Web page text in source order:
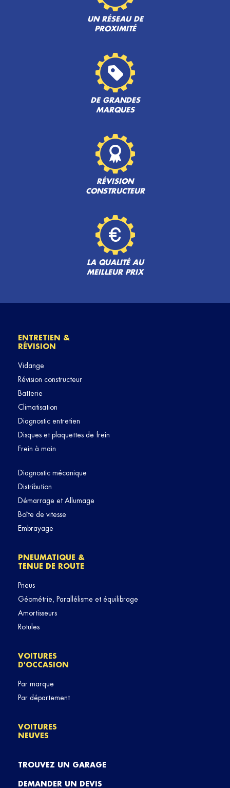
UN RÉSEAU DE
PROXIMITÉ
DE GRANDES
MARQUES
RÉVISION
CONSTRUCTEUR
LA QUALITÉ AU
MEILLEUR PRIX
ENTRETIEN &
RÉVISION
Vidange
Révision constructeur
Batterie
Climatisation
Diagnostic entretien
Disques et plaquettes de frein
Frein à main
Diagnostic mécanique
Distribution
Démarrage et Allumage
Boîte de vitesse
Embrayage
PNEUMATIQUE &
TENUE DE ROUTE
Pneus
Géométrie, Parallélisme et équilibrage
Amortisseurs
Rotules
VOITURES
D'OCCASION
Par marque
Par département
VOITURES
NEUVES
TROUVEZ UN GARAGE
DEMANDER UN DEVIS